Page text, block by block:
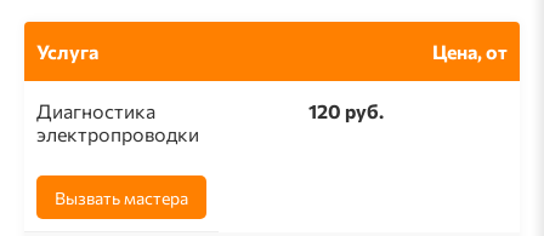
Услуга Цена, от
Диагностика
электропроводки
120 руб.
Вызвать мастера